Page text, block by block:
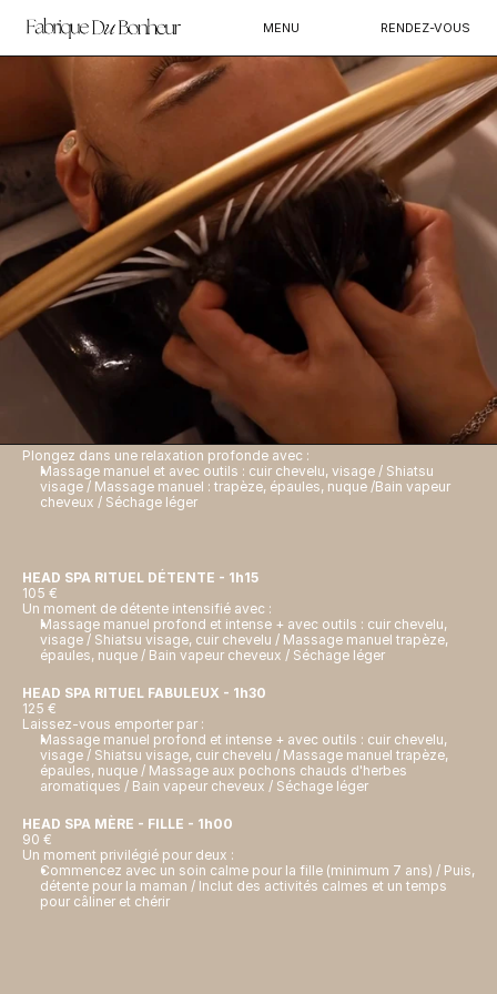
MENU RENDEZ-VOUS
HEAD SPA
PREMIUM - 45 min
70 €
Une pause détente avec :
Massage manuel et avec outils du cuir chevelu, visage, trapèzes,
épaules, nuque / Bain vapeur cheveux au choix / Séchage léger
HEAD SPA VIP - 1h
90 €
Plongez dans une relaxation profonde avec :
Massage manuel et avec outils : cuir chevelu, visage / Shiatsu
visage / Massage manuel : trapèze, épaules, nuque /Bain vapeur
cheveux / Séchage léger
HEAD SPA RITUEL DÉTENTE - 1h15
105 €
Un moment de détente intensifié avec :
Massage manuel profond et intense + avec outils : cuir chevelu,
visage / Shiatsu visage, cuir chevelu / Massage manuel trapèze,
épaules, nuque / Bain vapeur cheveux / Séchage léger
HEAD SPA RITUEL FABULEUX - 1h30
125 €
Laissez-vous emporter par :
Massage manuel profond et intense + avec outils : cuir chevelu,
visage / Shiatsu visage, cuir chevelu / Massage manuel trapèze,
épaules, nuque / Massage aux pochons chauds d'herbes
aromatiques / Bain vapeur cheveux / Séchage léger
HEAD SPA MÈRE - FILLE - 1h00
90 €
Un moment privilégié pour deux :
Commencez avec un soin calme pour la fille (minimum 7 ans) / Puis,
détente pour la maman / Inclut des activités calmes et un temps
pour câliner et chérir